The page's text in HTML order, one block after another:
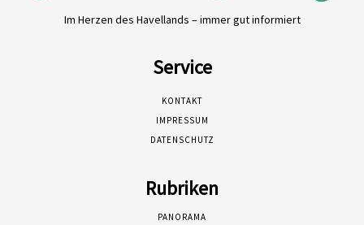
Im Herzen des Havellands – immer gut informiert
Service
KONTAKT
IMPRESSUM
DATENSCHUTZ
Rubriken
PANORAMA